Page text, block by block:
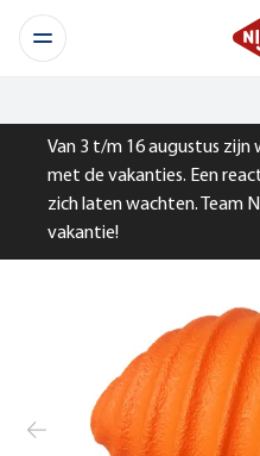
Van 3 t/m 16 augustus zijn
met de vakanties. Een
zich laten wachten. Team
vakantie!